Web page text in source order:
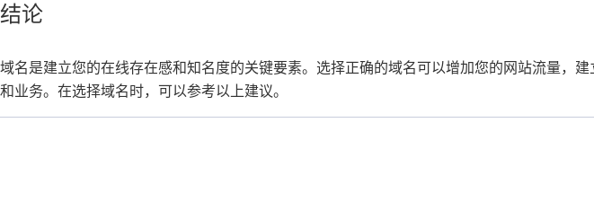
结论
域名是建立您的在线存在感和知名度的关键要素。选择正确的域名可以增加您的网站流量，
和业务。在选择域名时，可以参考以上建议。